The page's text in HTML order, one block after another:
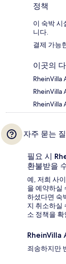
정책
이 숙박 시
니다.
결제 가능
이곳의
RheinVilla
RheinVilla
RheinVilla
자주 묻는
필요 시
환불받을
예, 저희 사
을 예약하실
하셨다면 숙
지 취소하실
소 정책을
RheinVilla
죄송하지만